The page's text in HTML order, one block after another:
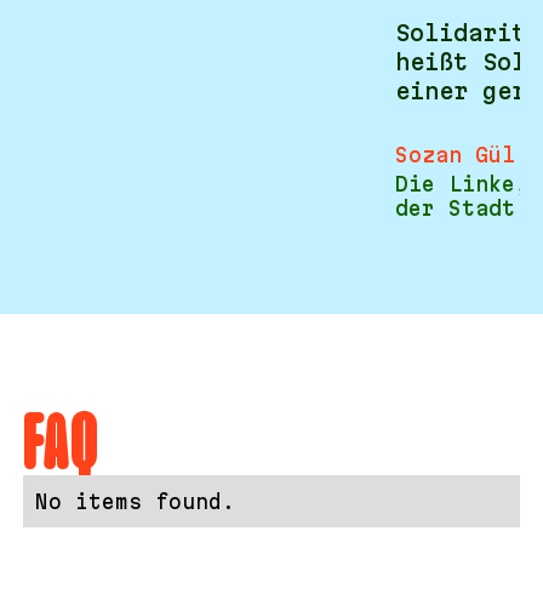
heißt
einer
Sozan Gül
Die Linke,
der Stadt
FAQ
No items found.